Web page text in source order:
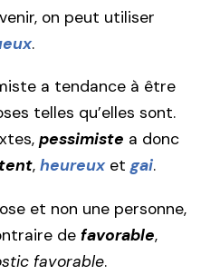
on peut utiliser
.
a tendance à être
telles qu’elles sont.
pessimiste a donc
, heureuxet gai.
et non une personne,
de favorable,
favorable.